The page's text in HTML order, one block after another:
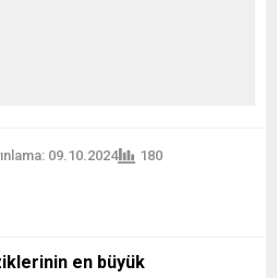
09.10.2024 180
en büyük